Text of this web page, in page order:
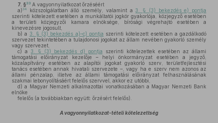
7. §33 A vagyonnyilatkozat őrzéséért
a) 34 közszolgálatban álló személy, valamint a3. § (3) bekezdés e) pontja
szerinti kötelezett esetében a munkáltatói jogkör gyakorlója, közjegyző esetében
a területi közjegyzői kamara elnöksége, bírósági végrehajtó esetében a
kinevezésre jogosult,
b) a 3. § (3) bekezdés a)–c) pontja szerinti kötelezett esetében a gazdálkodó
szervezet tekintetében a tulajdonosi jogokat az állam nevében gyakorló személy
vagy szervezet,
c) a3. § (3) bekezdés d) pontja szerinti kötelezettek esetében az állami
támogatási előirányzat kezelője – helyi önkormányzat esetében a jegyző,
közalapítvány esetében az alapítói jogokat gyakorló szerv, területfejlesztési
tanács esetében annak hivatali szervezete –, vagy ha e szerv nem azonos az
állami pénzalap, illetve az állami támogatási előirányzat felhasználásának
szakmai lebonyolításáért felelős szervvel, akkor ez utóbbi,
d) a Magyar Nemzeti alkalmazottai vonatkozásában a Magyar Nemzeti Bank
elnöke
felelős (a továbbiakban együtt: őrzésért felelős).
A vagyonnyilatkozat-tételi kötelezettség